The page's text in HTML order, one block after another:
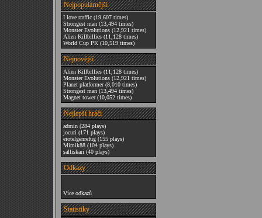
Nejpopulárnější
I love traffic (19,607 times)
Strongest man (13,494 times)
Monster Evolutions (12,921 times)
Alien Killbillies (11,128 times)
World Cup PK (10,519 times)
Nejnovější
Alien Killbillies (11,128 times)
Monster Evolutions (12,921 times)
Planet platformer(8,010 times)
Strongest man (13,494 times)
Magnet tower(10,052 times)
Nejlepší hráči
admin (284 plays)
jocuri (171 plays)
eiotelgenrefug (155 plays)
Mimik88 (104 plays)
salliskari (40 plays)
Odkazy
Více odkazů
Statistiky